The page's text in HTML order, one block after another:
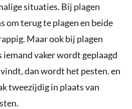
situaties. Bij plagen
om terug te plagen en beide
Maar ook bij plagen
iemand vaker wordt geplaagd
dan wordt het pesten. en
tweezijdig in plaats van